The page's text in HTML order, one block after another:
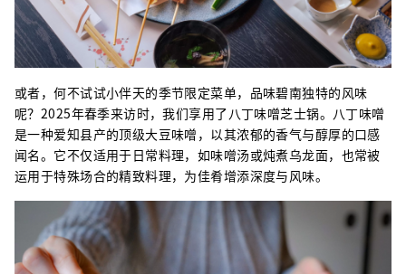
或者，何不试试小伴天的季节限定菜单，品味碧南独特的风味
呢？2025年春季来访时，我们享用了八丁味噌芝士锅。八丁味噌
是一种爱知县产的顶级大豆味噌，以其浓郁的香气与醇厚的口感
闻名。它不仅适用于日常料理，如味噌汤或炖煮乌龙面，也常被
运用于特殊场合的精致料理，为佳肴增添深度与风味。